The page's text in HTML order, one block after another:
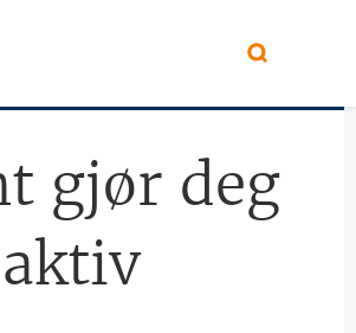
gjør deg